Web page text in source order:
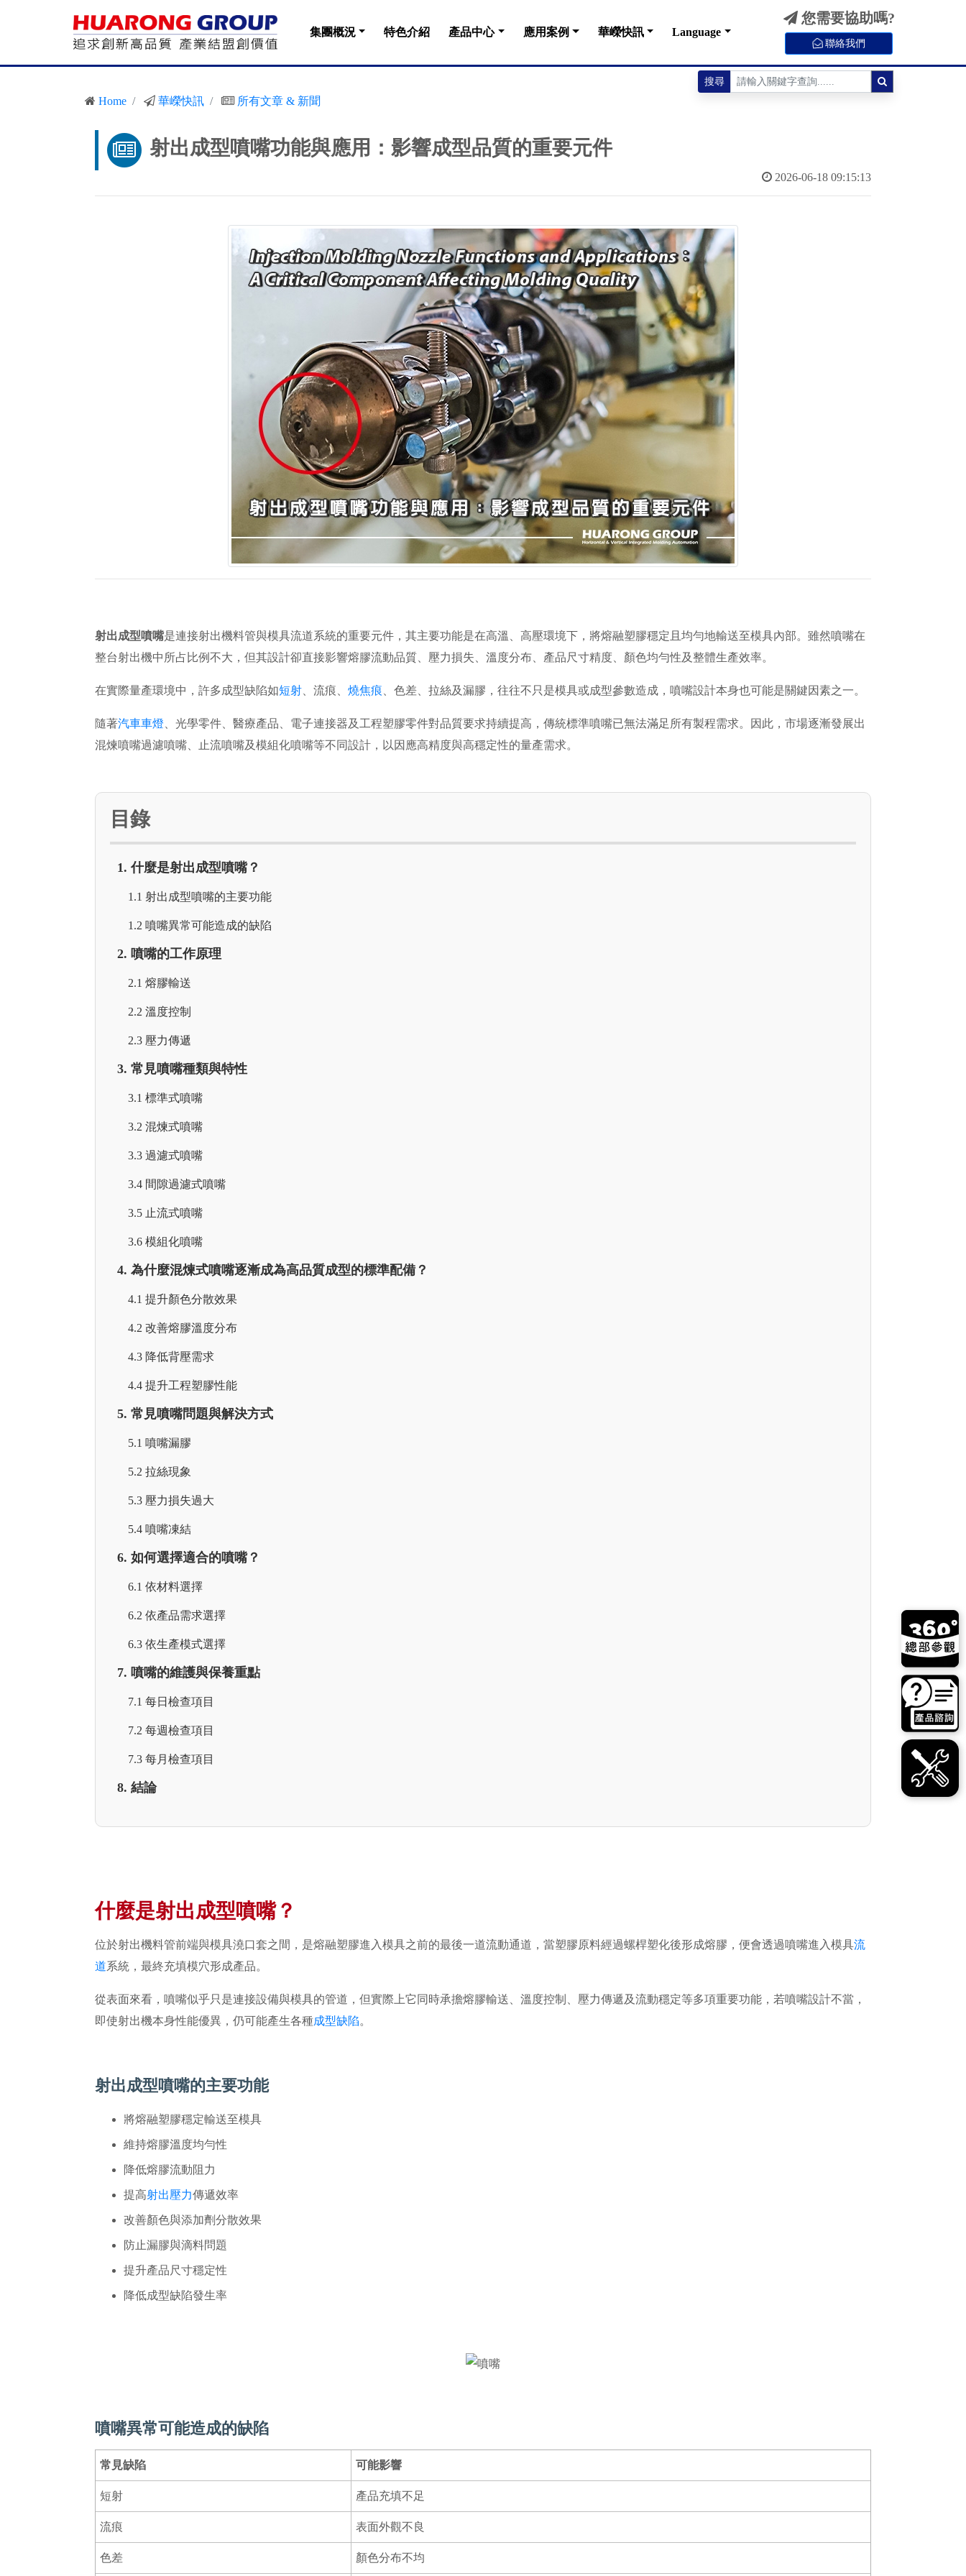
集團概況 特色介紹 產品中心 應用案例 華嶸快訊 Language
您需要協助嗎?
聯絡我們
搜尋
Home 華嶸快訊 所有文章 & 新聞
射出成型噴嘴功能與應用：影響成型品質的重要元件
2026-06-18 09:15:13
射出成型噴嘴是連接射出機料管與模具流道系統的重要元件，其主要功能是在高溫、高壓環境下，將熔融塑膠穩定且均勻地輸送至模具內部。雖然噴嘴在
整台射出機中所占比例不大，但其設計卻直接影響熔膠流動品質、壓力損失、溫度分布、產品尺寸精度、顏色均勻性及整體生產效率。
在實際量產環境中，許多成型缺陷如短射 、流痕、 燒焦痕 、色差、拉絲及漏膠，往往不只是模具或成型參數造成，噴嘴設計本身也可能是關鍵因素之一。
隨著汽車車燈 、光學零件、醫療產品、電子連接器及工程塑膠零件對品質要求持續提高，傳統標準噴嘴已無法滿足所有製程需求。因此，市場逐漸發展出
混煉噴嘴過濾噴嘴、止流噴嘴及模組化噴嘴等不同設計，以因應高精度與高穩定性的量產需求。
目錄
1. 什麼是射出成型噴嘴？
1.1 射出成型噴嘴的主要功能
1.2 噴嘴異常可能造成的缺陷
2. 噴嘴的工作原理
2.1 熔膠輸送
2.2 溫度控制
2.3 壓力傳遞
3. 常見噴嘴種類與特性
3.1 標準式噴嘴
3.2 混煉式噴嘴
3.3 過濾式噴嘴
3.4 間隙過濾式噴嘴
3.5 止流式噴嘴
3.6 模組化噴嘴
4. 為什麼混煉式噴嘴逐漸成為高品質成型的標準配備？
4.1 提升顏色分散效果
4.2 改善熔膠溫度分布
4.3 降低背壓需求
4.4 提升工程塑膠性能
5. 常見噴嘴問題與解決方式
5.1 噴嘴漏膠
5.2 拉絲現象
5.3 壓力損失過大
5.4 噴嘴凍結
6. 如何選擇適合的噴嘴？
6.1 依材料選擇
6.2 依產品需求選擇
6.3 依生產模式選擇
7. 噴嘴的維護與保養重點
7.1 每日檢查項目
7.2 每週檢查項目
7.3 每月檢查項目
8. 結論
什麼是射出成型噴嘴？
位於射出機料管前端與模具澆口套之間，是熔融塑膠進入模具之前的最後一道流動通道，當塑膠原料經過螺桿塑化後形成熔膠，便會透過噴嘴進入模具流
道系統，最終充填模穴形成產品。
從表面來看，噴嘴似乎只是連接設備與模具的管道，但實際上它同時承擔熔膠輸送、溫度控制、壓力傳遞及流動穩定等多項重要功能，若噴嘴設計不當，
即使射出機本身性能優異，仍可能產生各種成型缺陷。
射出成型噴嘴的主要功能
將熔融塑膠穩定輸送至模具
維持熔膠溫度均勻性
降低熔膠流動阻力
提高射出壓力傳遞效率
改善顏色與添加劑分散效果
防止漏膠與滴料問題
提升產品尺寸穩定性
降低成型缺陷發生率
噴嘴異常可能造成的缺陷
常見缺陷 可能影響
短射 產品充填不足
流痕 表面外觀不良
色差 顏色分布不均